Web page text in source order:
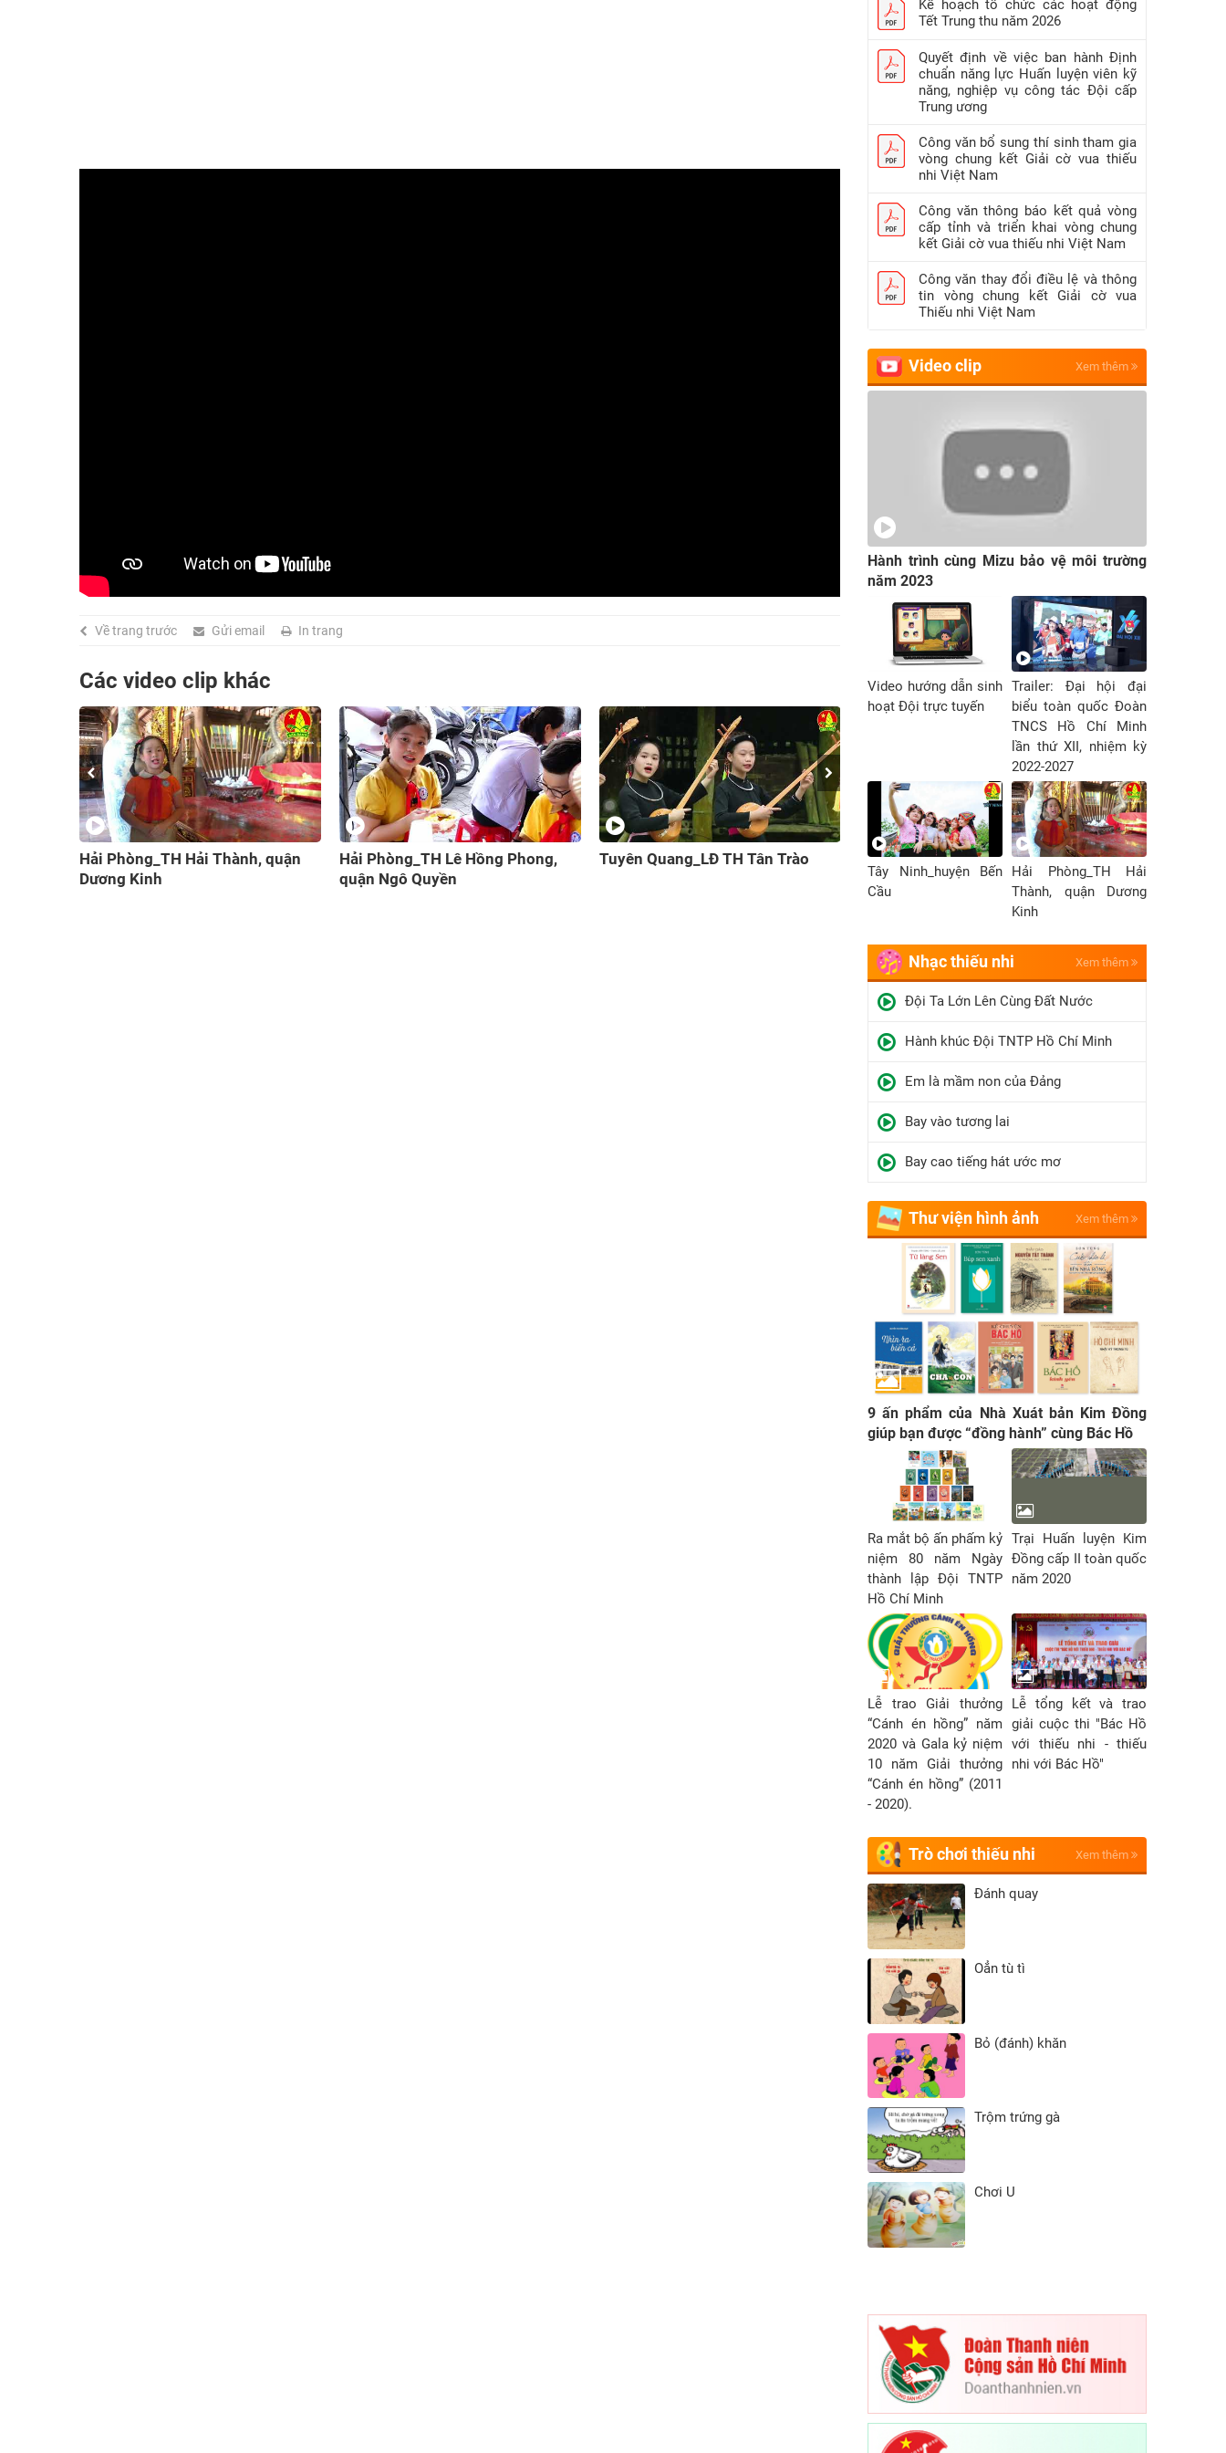
Về trang trước Gửi email In trang
Các video clip khác
Hải Phòng_TH Lê Hồng Phong,
quận Ngô Quyền
Tuyên Quang_LĐ TH Tân Trào
Bà Rịa - Vũng Tàu_Trường TH-
Bà Rịa-Vũng Tàu_Trường PT
DTNT Bà Rịa - Vũng Tàu
Cao Bằng_LĐ
Kế hoạch tổ chức các hoạt động
Tết Trung thu năm 2026
Quyết định về việc ban hành Định
chuẩn năng lực Huấn luyện viên kỹ
năng, nghiệp vụ công tác Đội cấp
Trung ương
Công văn bổ sung thí sinh tham gia
vòng chung kết Giải cờ vua thiếu
nhi Việt Nam
Công văn thông báo kết quả vòng
cấp tỉnh và triển khai vòng chung
kết Giải cờ vua thiếu nhi Việt Nam
Công văn thay đổi điều lệ và thông
tin vòng chung kết Giải cờ vua
Thiếu nhi Việt Nam
Video clip Xem thêm
Hành trình cùng Mizu bảo vệ môi trường
năm 2023
Video hướng dẫn sinh
hoạt Đội trực tuyến
Trailer: Đại hội đại
biểu toàn quốc Đoàn
TNCS Hồ Chí Minh
lần thứ XII, nhiệm kỳ
2022-2027
Tây Ninh_huyện Bến
Cầu
Hải Phòng_TH Hải
Thành, quận Dương
Kinh
Nhạc thiếu nhi Xem thêm
Đội Ta Lớn Lên Cùng Đất Nước
Hành khúc Đội TNTP Hồ Chí Minh
Em là mầm non của Đảng
Bay vào tương lai
Bay cao tiếng hát ước mơ
Thư viện hình ảnh Xem thêm
9 ấn phẩm của Nhà Xuát bản Kim Đồng
giúp bạn được “đồng hành” cùng Bác Hồ
Ra mắt bộ ấn phấm kỷ
niệm 80 năm Ngày
thành lập Đội TNTP
Hồ Chí Minh
Trại Huấn luyện Kim
Đồng cấp II toàn quốc
năm 2020
Lễ trao Giải thưởng
“Cánh én hồng” năm
2020 và Gala kỷ niệm
10 năm Giải thưởng
“Cánh én hồng” (2011
- 2020).
Lễ tổng kết và trao
giải cuộc thi "Bác Hồ
với thiếu nhi - thiếu
nhi với Bác Hồ"
Trò chơi thiếu nhi Xem thêm
Đánh quay
Oẳn tù tì
Bỏ (đánh) khăn
Trộm trứng gà
Chơi U